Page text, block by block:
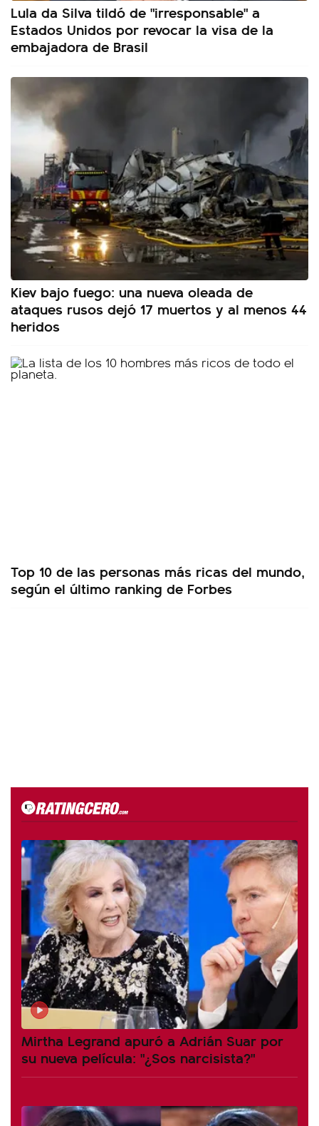
Lula da Silva tildó de "irresponsable" a
Estados Unidos por revocar la visa de la
embajadora de Brasil
Kiev bajo fuego: una nueva oleada de
ataques rusos dejó 17 muertos y al menos 44
heridos
Top 10 de las personas más ricas del mundo,
según el último ranking de Forbes
Mirtha Legrand apuró a Adrián Suar por
su nueva película: "¿Sos narcisista?"